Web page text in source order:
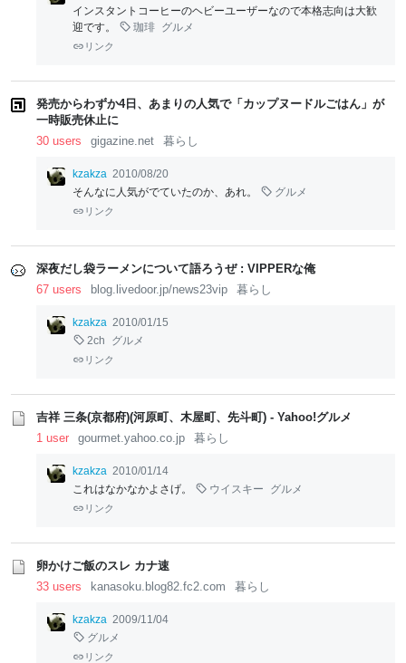
インスタントコーヒーのヘビーユーザーなので本格志向は大歓
迎です。
珈琲 グルメ
リンク
発売からわずか4日、あまりの人気で「カップヌードルごはん」が
一時販売休止に
30 users
gigazine.net 暮らし
kzakza 2010/08/20
そんなに人気がでていたのか、あれ。
グルメ
リンク
深夜だし袋ラーメンについて語ろうぜ : VIPPERな俺
67 users
blog.livedoor.jp/news23vip 暮らし
kzakza 2010/01/15
2ch
グルメ
リンク
吉祥 三条(京都府)(河原町、木屋町、先斗町) - Yahoo!グルメ
1 user
gourmet.yahoo.co.jp 暮らし
kzakza 2010/01/14
これはなかなかよさげ。
ウイスキー グルメ
リンク
卵かけご飯のスレ カナ速
33 users
kanasoku.blog82.fc2.com 暮らし
kzakza 2009/11/04
グルメ
リンク